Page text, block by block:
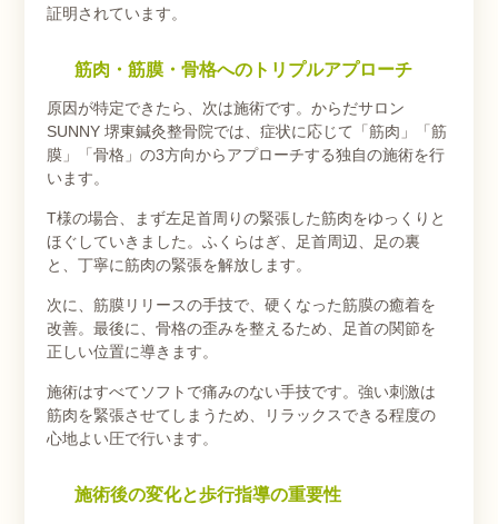
証明されています。
筋肉・筋膜・骨格へのトリプルアプローチ
原因が特定できたら、次は施術です。からだサロン
SUNNY 堺東鍼灸整骨院では、症状に応じて「筋肉」「筋
膜」「骨格」の3方向からアプローチする独自の施術を行
います。
T様の場合、まず左足首周りの緊張した筋肉をゆっくりと
ほぐしていきました。ふくらはぎ、足首周辺、足の裏
と、丁寧に筋肉の緊張を解放します。
次に、筋膜リリースの手技で、硬くなった筋膜の癒着を
改善。最後に、骨格の歪みを整えるため、足首の関節を
正しい位置に導きます。
施術はすべてソフトで痛みのない手技です。強い刺激は
筋肉を緊張させてしまうため、リラックスできる程度の
心地よい圧で行います。
施術後の変化と歩行指導の重要性